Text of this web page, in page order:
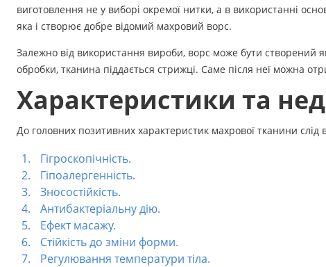
виготовлення не у виборі окремої нитки, а в використанні
яка і створює добре відомий махровий ворс.
Залежно від використання вироби, ворс може бути створений
обробки, тканина піддається стрижці. Саме після неї можна
Характеристики та
До головних позитивних характеристик махрової тканини слід
Гігроскопічність.
Гіпоалергенність.
Зносостійкість.
Антибактеріальну дію.
Ефект масажу.
Стійкість до зміни форми.
Регулювання температури тіла.